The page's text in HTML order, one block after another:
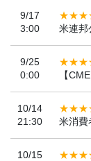
9/17
3:00
米連邦
9/25
0:00
【
10/14
21:30
米消費
10/15